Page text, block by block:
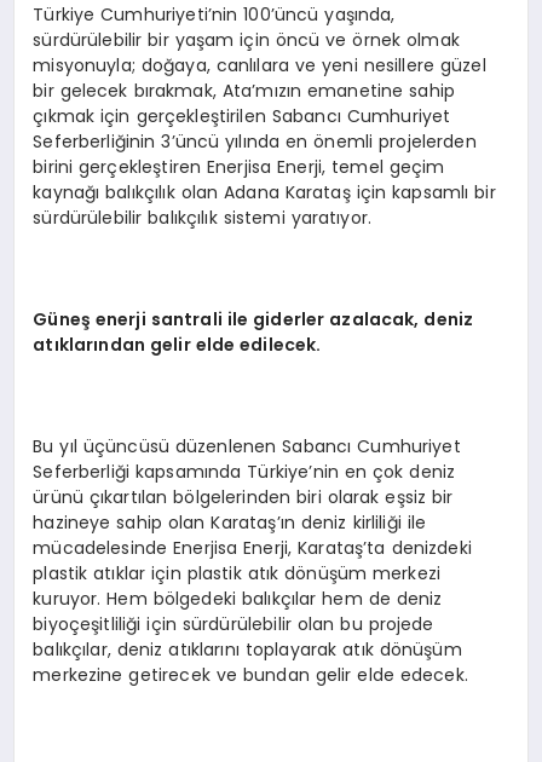
Türkiye Cumhuriyeti’nin 100’üncü yaşında,
sürdürülebilir bir yaşam için öncü ve örnek olmak
misyonuyla; doğaya, canlılara ve yeni nesillere güzel
bir gelecek bırakmak, Ata’mızın emanetine sahip
çıkmak için gerçekleştirilen Sabancı Cumhuriyet
Seferberliğinin 3’üncü yılında en önemli projelerden
birini gerçekleştiren Enerjisa Enerji, temel geçim
kaynağı balıkçılık olan Adana Karataş için kapsamlı bir
sürdürülebilir balıkçılık sistemi yaratıyor.
Güneş enerji santrali ile giderler azalacak, deniz
atıklarından gelir elde edilecek.
Bu yıl üçüncüsü düzenlenen Sabancı Cumhuriyet
Seferberliği kapsamında Türkiye’nin en çok deniz
ürünü çıkartılan bölgelerinden biri olarak eşsiz bir
hazineye sahip olan Karataş’ın deniz kirliliği ile
mücadelesinde Enerjisa Enerji, Karataş’ta denizdeki
plastik atıklar için plastik atık dönüşüm merkezi
kuruyor. Hem bölgedeki balıkçılar hem de deniz
biyoçeşitliliği için sürdürülebilir olan bu projede
balıkçılar, deniz atıklarını toplayarak atık dönüşüm
merkezine getirecek ve bundan gelir elde edecek.